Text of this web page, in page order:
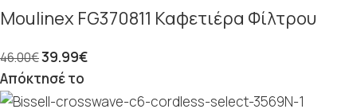
Moulinex FG370811 Καφετιέρα Φίλτρου
46.00€39.99€
Απόκτησέ το